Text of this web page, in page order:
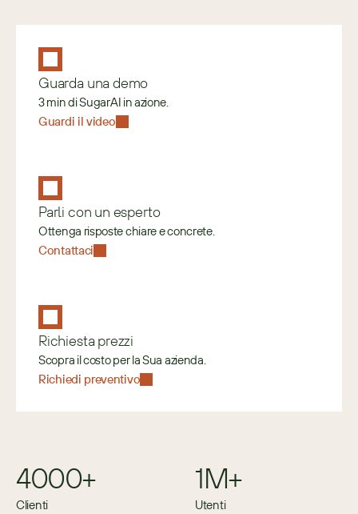
Guarda una demo
3 min di SugarAI in azione.
Guardi il video
Parli con un esperto
Ottenga risposte chiare e concrete.
Contattaci
Richiesta prezzi
Scopra il costo per la Sua azienda.
Richiedi preventivo
4000+
Clienti
1M+
Utenti